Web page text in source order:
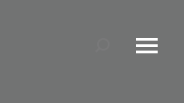
Search: